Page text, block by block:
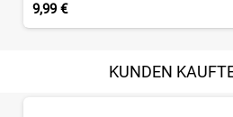
9,99 €
KUNDEN